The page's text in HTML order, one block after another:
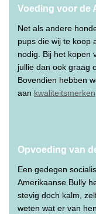
Voeding voor de
Net als andere
pups die wij te koop
nodig. Bij het kopen
jullie dan ook graag
Bovendien hebben
aan kwaliteitsmerken
Opvoeding van
Een gedegen
Amerikaanse Bully
stevig doch kalm,
weten wat er van